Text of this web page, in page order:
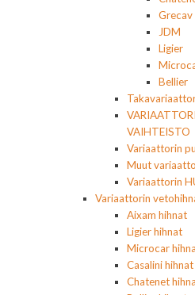
Grecav
JDM
Ligier
Bellier
VAIHTEISTO
Variaattorin
Muut
Variaattorin
Variaattorin
Aixam hihnat
Ligier hihnat
Microcar
Casalini hihnat
Chatenet